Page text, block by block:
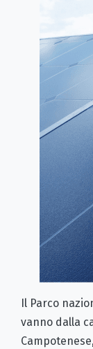
Il Parco
vanno dalla